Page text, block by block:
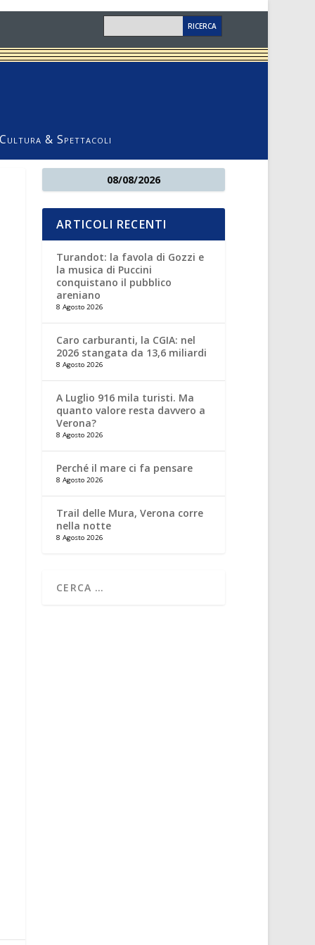
Cultura & Spettacoli
08/08/2026
ARTICOLI RECENTI
Turandot: la favola di Gozzi e
la musica di Puccini
conquistano il pubblico
areniano
8 Agosto 2026
Caro carburanti, la CGIA: nel
2026 stangata da 13,6 miliardi
8 Agosto 2026
A Luglio 916 mila turisti. Ma
quanto valore resta davvero a
Verona?
8 Agosto 2026
Perché il mare ci fa pensare
8 Agosto 2026
Trail delle Mura, Verona corre
nella notte
8 Agosto 2026